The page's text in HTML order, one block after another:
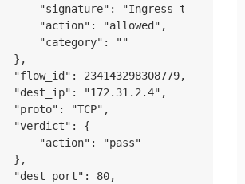
"signature": "Ingress traffic
"action": "allowed",
"category": ""
},
"flow_id": 234143298308779,
"dest_ip": "172.31.2.4",
"proto": "TCP",
"verdict": {
"action": "pass"
},
"dest_port": 80,